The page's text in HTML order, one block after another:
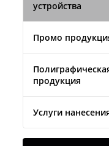
устройства
Промо
продукция
Услуги